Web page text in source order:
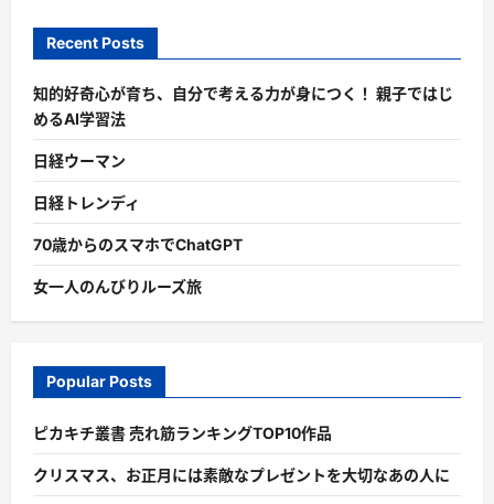
Recent Posts
知的好奇心が育ち、自分で考える力が身につく！ 親子ではじ
めるAI学習法
日経ウーマン
日経トレンディ
70歳からのスマホでChatGPT
女一人のんびりルーズ旅
Popular Posts
ピカキチ叢書 売れ筋ランキングTOP10作品
クリスマス、お正月には素敵なプレゼントを大切なあの人に